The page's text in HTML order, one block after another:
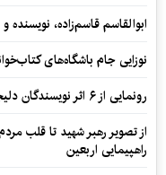
ابوالقاسم قاسم‌زاده،
نوزایی جام باشگاه‌های
رونمایی از ۶ اثر نویسندگان دلیجان در آیین «سر این قلم سلامت»
از تصویر رهبر شهید تا قلب
راهپیمایی اربعین